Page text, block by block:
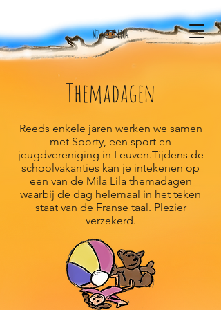
Themadagen
Reeds enkele jaren werken we samen
met Sporty, een sport en
jeugdvereniging in Leuven.Tijdens de
schoolvakanties kan je intekenen op
een van de Mila Lila themadagen
waarbij de dag helemaal in het teken
staat van de Franse taal. Plezier
verzekerd.